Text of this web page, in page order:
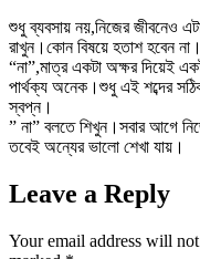
শুধু ব্যবসায় নয়,নিজের জীবনেও
রাখুন।কোন বিষয়ে হতাশ হবেন
“না”,মাত্র একটা অক্ষর দিয়েই
পার্থক্য অনেক।শুধু এই শব্দের
স্বপ্ন।
” না” বলতে শিখুন।সবার আগে
তবেই অন্যের ভালো শেখা যায়।
Leave a Reply
Your email address will